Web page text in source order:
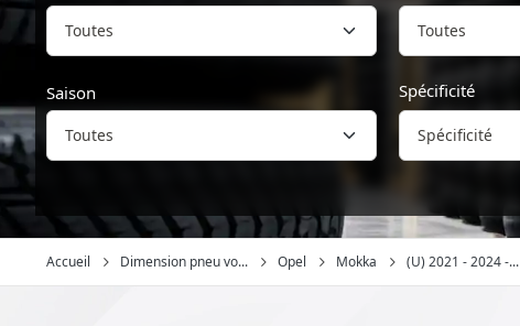
Toutes
Saison Spécificité
Spécificité
Accueil Dimension pneu vo... Opel Mokka (U) 2021 - 2024 -...